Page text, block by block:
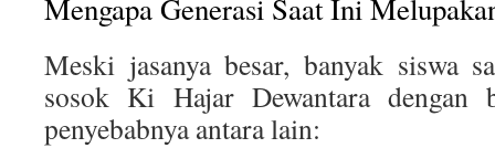
Mengapa Generasi Saat Ini
Meski jasanya besar, banyak siswa
sosok Ki Hajar Dewantara dengan
penyebabnya antara lain: